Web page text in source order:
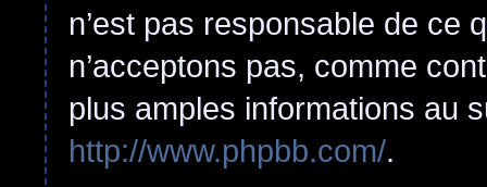
n’est pas responsable de ce
n’acceptons pas, comme
plus amples informations au
http://www.phpbb.com/.